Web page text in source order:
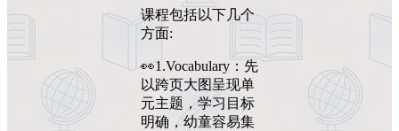
课程包括以下几个
方面:
👀1.Vocabulary：先
以跨页大图呈现单
元主题，学习目标
明确，幼童容易集